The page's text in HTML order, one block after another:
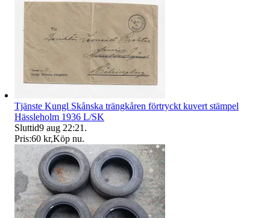
Tjänste Kungl Skånska trängkåren förtryckt kuvert stämpel
Hässleholm 1936 L/SK
Sluttid9 aug 22:21 .
Pris:60 kr,Köp nu.